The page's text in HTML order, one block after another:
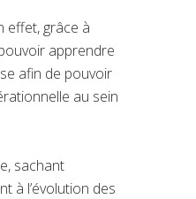
effet, grâce à
apprendre
afin de pouvoir
au sein
sachant
à l’évolution des